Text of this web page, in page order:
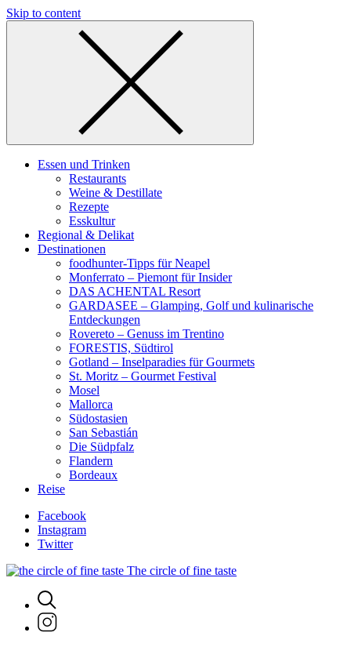
Skip to content
Essen und Trinken
Restaurants
Weine & Destillate
Rezepte
Esskultur
Regional & Delikat
Destinationen
foodhunter-Tipps für Neapel
Monferrato – Piemont für Insider
DAS ACHENTAL Resort
GARDASEE – Glamping, Golf und kulinarische
Entdeckungen
Rovereto – Genuss im Trentino
FORESTIS, Südtirol
Gotland – Inselparadies für Gourmets
St. Moritz – Gourmet Festival
Mosel
Mallorca
Südostasien
San Sebastián
Die Südpfalz
Flandern
Bordeaux
Reise
Facebook
Instagram
Twitter
The circle of fine taste